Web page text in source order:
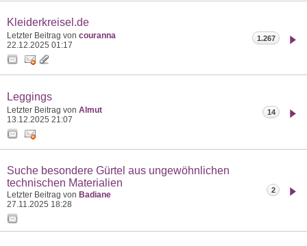
Kleiderkreisel.de
Letzter Beitrag von couranna
22.12.2025 01:17
1.267
Leggings
Letzter Beitrag von Almut
13.12.2025 21:07
14
Suche besondere Gürtel aus ungewöhnlichen
technischen Materialien
Letzter Beitrag von Badiane
27.11.2025 18:28
2